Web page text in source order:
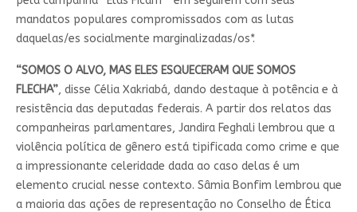
mandatos populares compromissados com as lutas
daquelas/es socialmente marginalizadas/os*.
“SOMOS O ALVO, MAS ELES ESQUECERAM QUE SOMOS
FLECHA”, disse Célia Xakriabá, dando destaque à potência e à
resistência das deputadas federais. A partir dos relatos das
companheiras parlamentares, Jandira Feghali lembrou que a
violência política de gênero está tipificada como crime e que
a impressionante celeridade dada ao caso delas é um
elemento crucial nesse contexto. Sâmia Bonfim lembrou que
a maioria das ações de representação no Conselho de Ética